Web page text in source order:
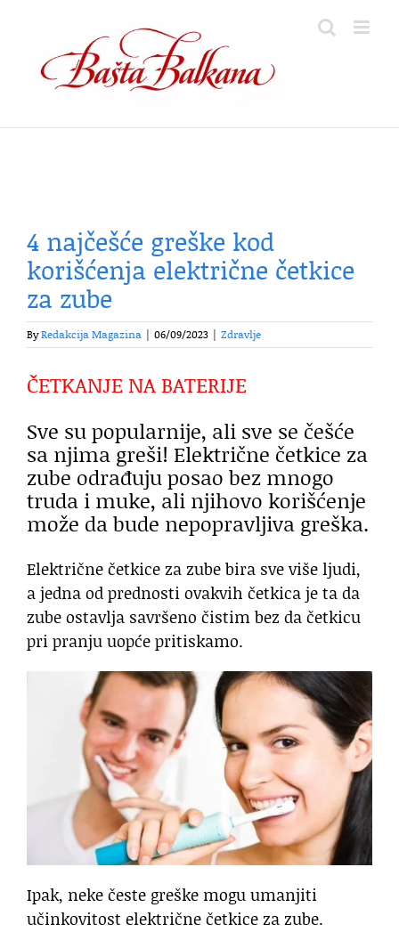
content
4 najčešće greške kod
korišćenja električne četkice
za zube
ByRedakcija Magazina 06/09/2023 Zdravlje
ČETKANJE NA BATERIJE
Sve su popularnije, ali sve se češće
sa njima greši! Električne četkice za
zube odrađuju posao bez mnogo
truda i muke, ali njihovo korišćenje
može da bude nepopravljiva greška.
Električne četkice za zube bira sve više ljudi,
a jedna od prednosti ovakvih četkica je ta da
zube ostavlja savršeno čistim bez da četkicu
pri pranju uopće pritiskamo.
Ipak, neke česte greške mogu umanjiti
učinkovitost električne četkice za zube.